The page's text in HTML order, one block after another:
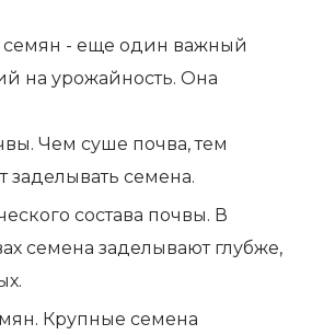
семян - еще один важный
на урожайность. Она
Чем суше почва, тем
заделывать семена.
состава почвы. В
семена заделывают глубже,
Крупные семена